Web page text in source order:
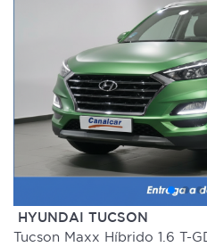
HYUNDAI TUCSON